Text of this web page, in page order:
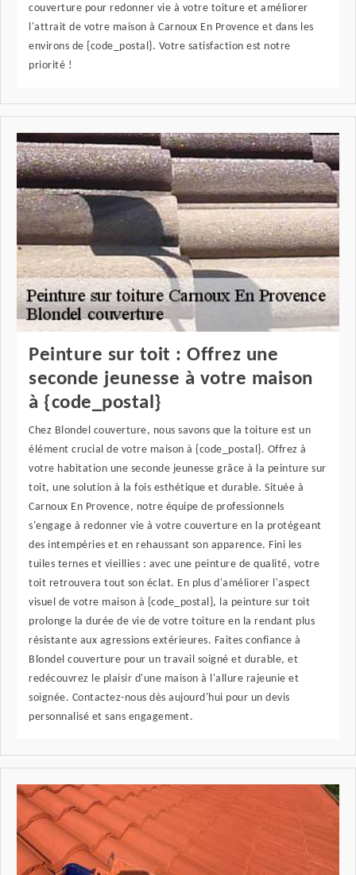
couverture pour redonner vie à votre toiture et améliorer
l'attrait de votre maison à Carnoux En Provence et dans les
environs de {code_postal}. Votre satisfaction est notre
priorité !
Peinture sur toit : Offrez une
seconde jeunesse à votre maison
à {code_postal}
Chez Blondel couverture, nous savons que la toiture est un
élément crucial de votre maison à {code_postal}. Offrez à
votre habitation une seconde jeunesse grâce à la peinture sur
toit, une solution à la fois esthétique et durable. Située à
Carnoux En Provence, notre équipe de professionnels
s'engage à redonner vie à votre couverture en la protégeant
des intempéries et en rehaussant son apparence. Fini les
tuiles ternes et vieillies : avec une peinture de qualité, votre
toit retrouvera tout son éclat. En plus d'améliorer l'aspect
visuel de votre maison à {code_postal}, la peinture sur toit
prolonge la durée de vie de votre toiture en la rendant plus
résistante aux agressions extérieures. Faites confiance à
Blondel couverture pour un travail soigné et durable, et
redécouvrez le plaisir d'une maison à l'allure rajeunie et
soignée. Contactez-nous dès aujourd'hui pour un devis
personnalisé et sans engagement.